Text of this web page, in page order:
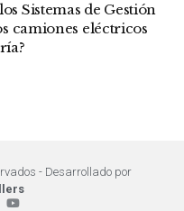
Sistemas de Gestión
camiones eléctricos
- Desarrollado por